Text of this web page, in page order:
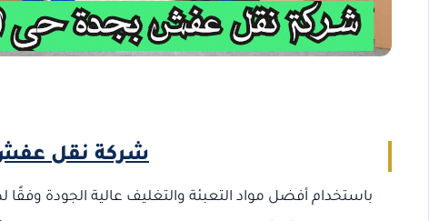
شركة نقل عفش
باستخدام أفضل مواد التعبئة والتغليف عالية الجودة